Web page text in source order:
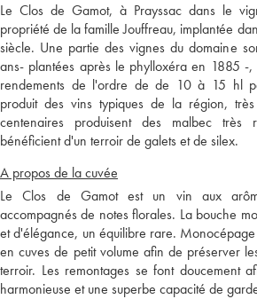
Le Clos de Gamot, à Prayssac dans le
propriété de la famille Jouffreau, implantée
siècle. Une partie des vignes du domaine
ans- plantées après le phylloxéra en 1885 -,
rendements de l'ordre de de 10 à 15 hl
produit des vins typiques de la région,
centenaires produisent des malbec très
bénéficient d'un terroir de galets et de silex.
A propos de la cuvée
Le Clos de Gamot est un vin aux
accompagnés de notes florales. La bouche
et d'élégance, un équilibre rare.
en cuves de petit volume afin de préserver
terroir. Les remontages se font doucement
harmonieuse et une superbe capacité de